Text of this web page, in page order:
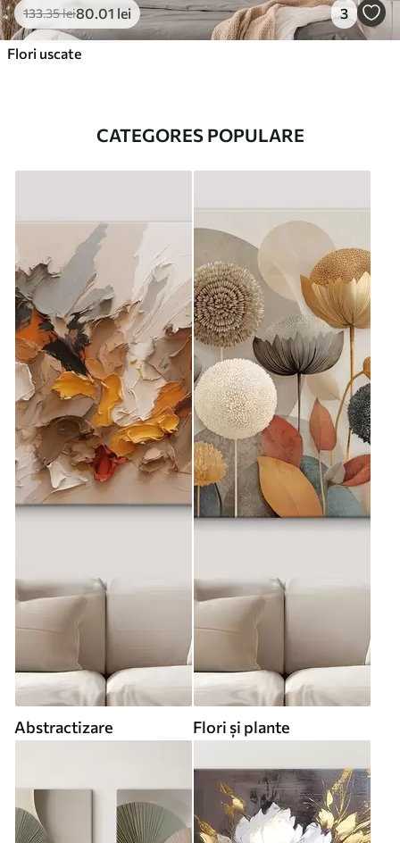
133.35lei80.01 lei 3
Flori uscate
CATEGORES POPULARE
Abstractizare Flori și plante